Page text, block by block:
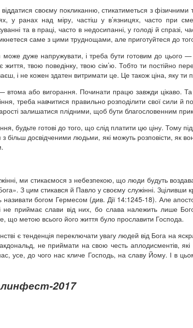
своєму покликанню, стикатиметься з
у ранах над міру, частіш у в’язницях, часто при
та в праці, часто в недосипанні, у голоді й спразі,
саме з цими труднощами, але приготуйтеся до
дуже напружувати, і треба бути готовим до
життя, твою поведінку, твою сім’ю. Тобто ти постійно
і не кожен здатен витримати це. Це також ціна, яку ти
втома або вигорання. Починати працю завжди цікаво.
треба навчитися правильно розподілити свої сили й
залишатися плідними, щоб бути благословенним
будьте готові до того, що слід платити цю ціну. Тому
більш досвідченими людьми, які можуть розповісти, як
ми стикаємося з небезпекою, що люди будуть
З цим стикався й Павло у своєму служінні. Зціливши
називати богом Гермесом (див. Дії 14:1245-18). Але
приймає слави від них, бо слава належить лише
що метою всього його життя було прославити Господа.
є тенденція переключати увагу людей від Бога на
не приймати на свою честь аплодисментів,
усе, до чого нас кличе Господь, на славу Йому. І в
2017